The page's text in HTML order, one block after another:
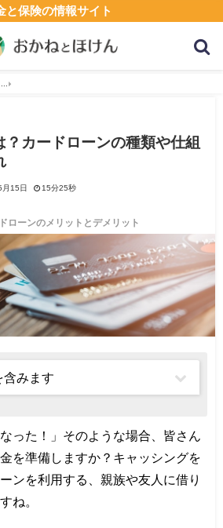
と保険の情報サイト
？カードローンの種類や仕組
15日 15分25秒
ローンのメリットとデメリット
含みます
った！」そのような場合、皆さん
を準備しますか？キャッシングを
ンを利用する、親族や友人に借り
ね。